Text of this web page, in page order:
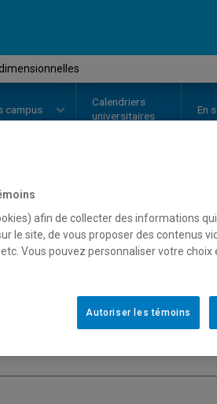
campus
Calendriers
universitaires
En
-
Analyse
Horaire - Été 2026
afin de collecter des informations
le site, de vous proposer des contenus
Vous pouvez personnaliser votre choix
Autoriser les témoins